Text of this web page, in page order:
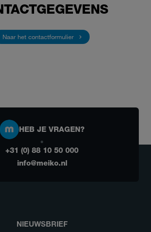
Naar het contactformulier
HEB JE VRAGEN?
+31 (0) 88 10 50 000
info@meiko.nl
NIEUWSBRIEF